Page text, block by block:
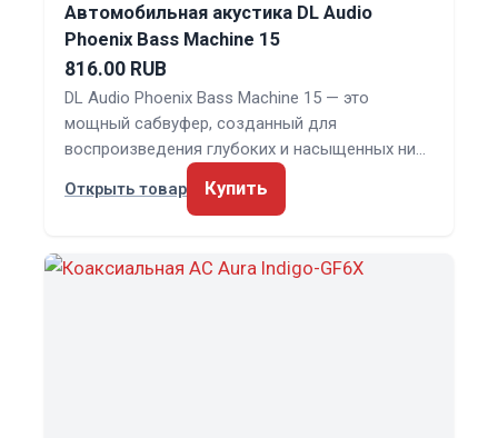
Автомобильная акустика DL Audio
Phoenix Bass Machine 15
816.00 RUB
DL Audio Phoenix Bass Machine 15 — это
мощный сабвуфер, созданный для
воспроизведения глубоких и насыщенных ни…
Открыть товар
Купить